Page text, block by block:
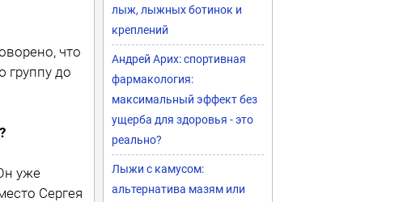
что
группу до
уже
Сергея
лыж, лыжных ботинок и
креплений
Андрей Арих: спортивная
фармакология:
максимальный эффект без
ущерба для здоровья - это
реально?
Лыжи с камусом:
альтернатива мазям или